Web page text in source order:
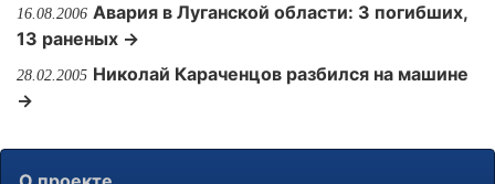
16.08.2006 Авария в Луганской области: 3 погибших,
13 раненых →
28.02.2005 Николай Караченцов разбился на машине
→